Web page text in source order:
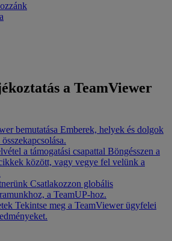
a TeamViewer
bemutatása Emberek, helyek és dolgok
a támogatási csapattal Böngésszen a
között, vagy vegye fel velünk a
Csatlakozzon globális
a TeamUP-hoz.
Tekintse meg a TeamViewer ügyfelei